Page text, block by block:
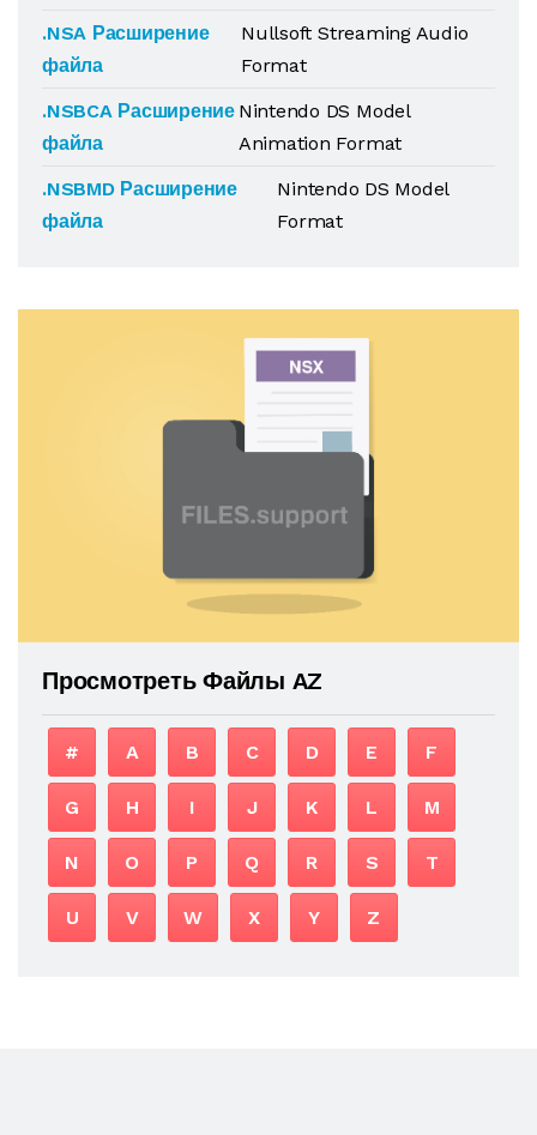
.NSA Расширение
файла
Nullsoft Streaming Audio
Format
.NSBCA Расширение
файла
Nintendo DS Model
Animation Format
.NSBMD Расширение
файла
Nintendo DS Model
Format
Просмотреть Файлы AZ
# A B C D E F
G H I J K L M
N O P Q R S T
U V W X Y Z